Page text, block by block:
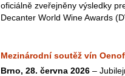
oficiálně zveřejněny výsledky
Decanter World Wine Awards
Mezinárodní soutěž vín
Brno, 28. června 2026 –